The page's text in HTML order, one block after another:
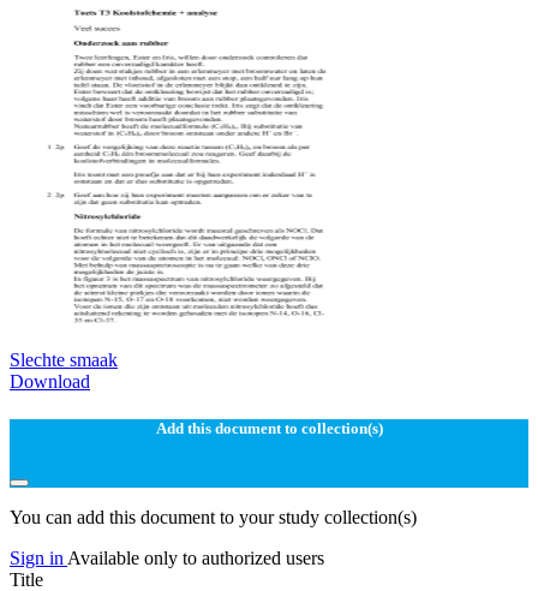
Slechte smaak
Download
Add this document to collection(s)
You can add this document to your study collection(s)
Sign in Available only to authorized users
Title